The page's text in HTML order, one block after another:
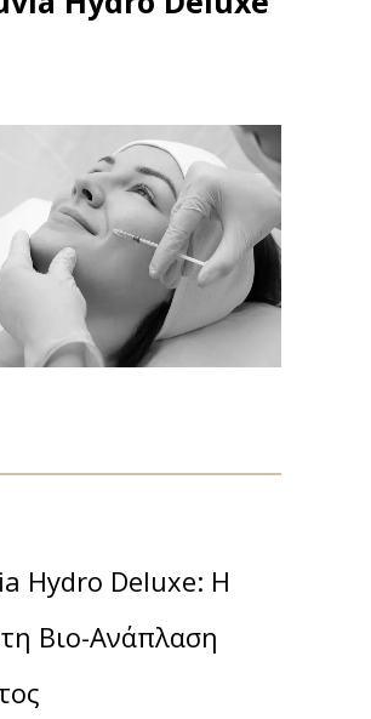
Hydro Deluxe: Η
Βιο-Ανάπλαση